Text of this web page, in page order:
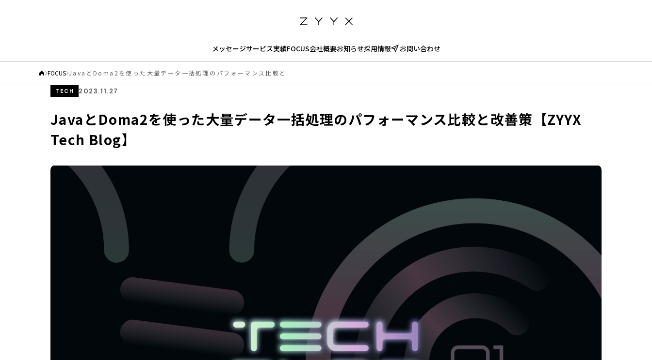
メッセージサービス実績FOCUS会社概要お知らせ採用情報 お問い合わせ
FOCUS JavaとDoma2を使った大量データ一括処理のパフォーマンス比較と
TECH 2023.11.27
JavaとDoma2を使った大量データ一括処理のパフォーマンス比較と改善策【ZYYX
Tech Blog】